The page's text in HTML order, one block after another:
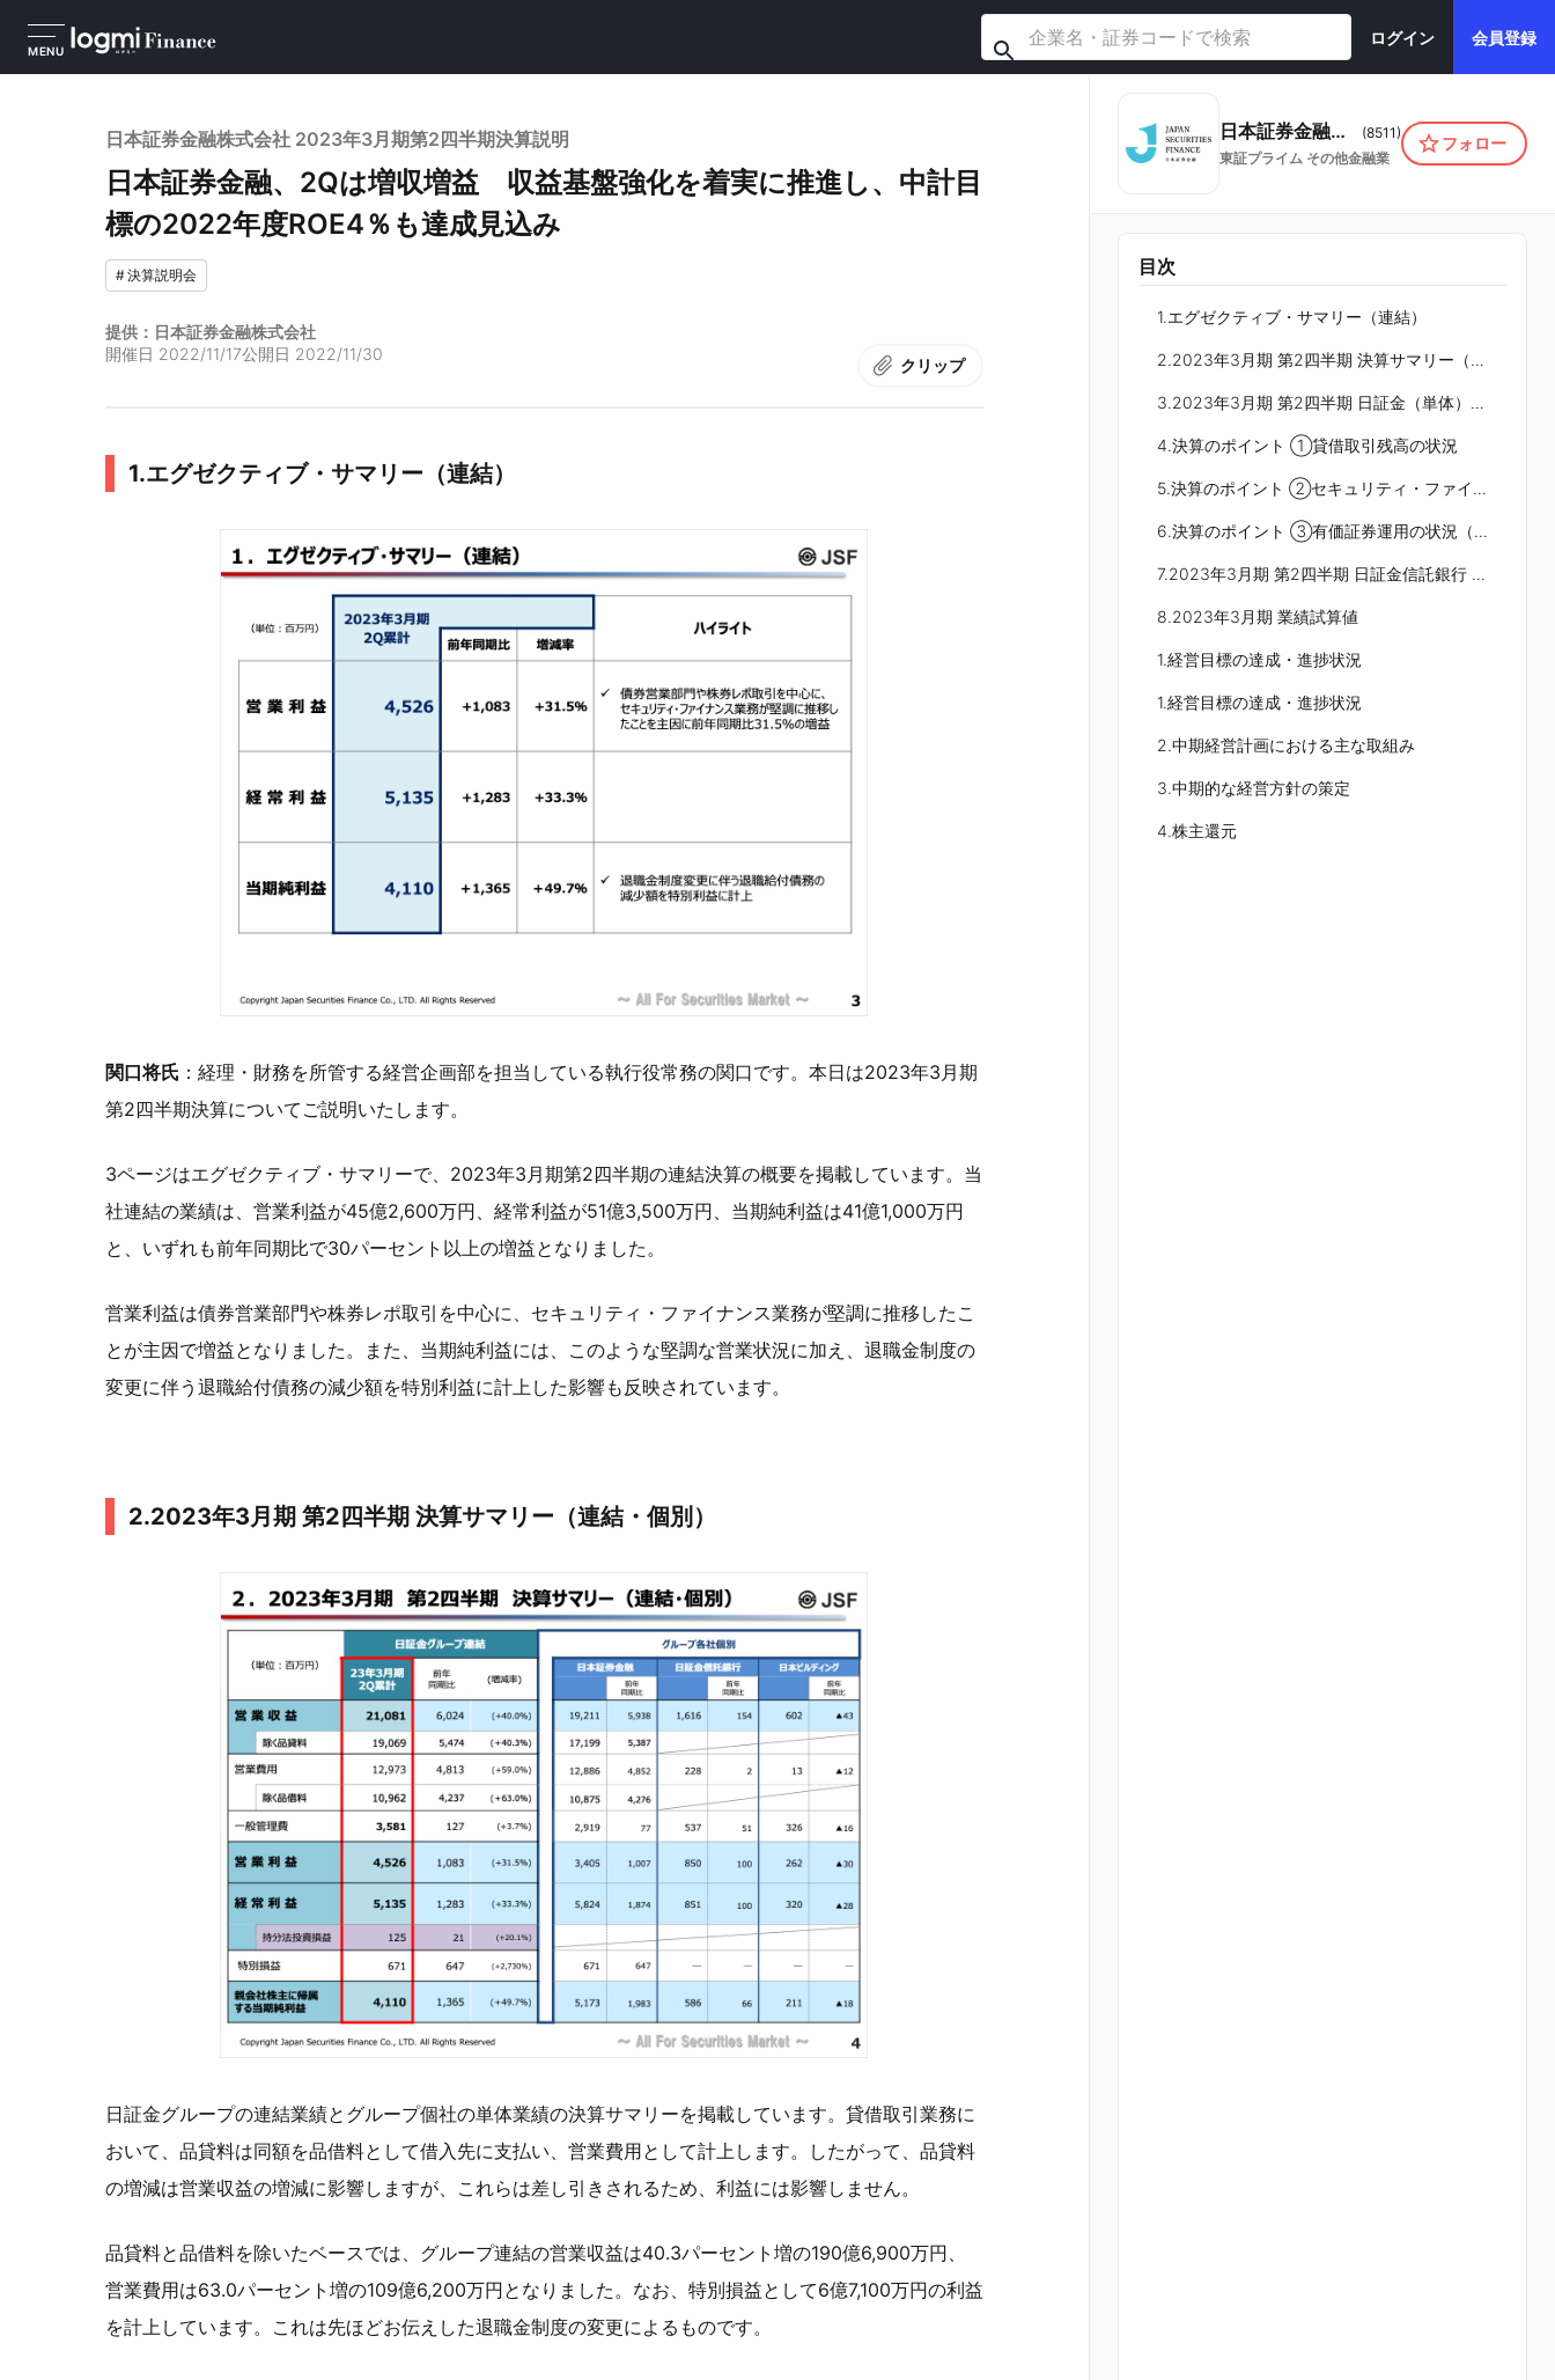
MENU
ログイン 会員登録
日本証券金融株式会社 2023年3月期第2四半期決算説明
日本証券金融、2Qは増収増益 収益基盤強化を着実に推進し、中計目
標の2022年度ROE4％も達成見込み
#決算説明会
提供：日本証券金融株式会社
開催日 2022/11/17公開日 2022/11/30
クリップ
1.エグゼクティブ・サマリー（連結）
関口将氏 ：経理・財務を所管する経営企画部を担当している執行役常務の関口です。本日は2023年3月期
第2四半期決算についてご説明いたします。
3ページはエグゼクティブ・サマリーで、2023年3月期第2四半期の連結決算の概要を掲載しています。当
社連結の業績は、営業利益が45億2,600万円、経常利益が51億3,500万円、当期純利益は41億1,000万円
と、いずれも前年同期比で30パーセント以上の増益となりました。
営業利益は債券営業部門や株券レポ取引を中心に、セキュリティ・ファイナンス業務が堅調に推移したこ
とが主因で増益となりました。また、当期純利益には、このような堅調な営業状況に加え、退職金制度の
変更に伴う退職給付債務の減少額を特別利益に計上した影響も反映されています。
2.2023年3月期 第2四半期 決算サマリー（連結・個別）
日証金グループの連結業績とグループ個社の単体業績の決算サマリーを掲載しています。貸借取引業務に
おいて、品貸料は同額を品借料として借入先に支払い、営業費用として計上します。したがって、品貸料
の増減は営業収益の増減に影響しますが、これらは差し引きされるため、利益には影響しません。
品貸料と品借料を除いたベースでは、グループ連結の営業収益は40.3パーセント増の190億6,900万円、
営業費用は63.0パーセント増の109億6,200万円となりました。なお、特別損益として6億7,100万円の利益
を計上しています。これは先ほどお伝えした退職金制度の変更によるものです。
日本証券金融株式会社 (8511)
東証プライム その他金融業
フォロー
目次
1.エグゼクティブ・サマリー（連結）
2.2023年3月期 第2四半期 決算サマリー（連結・個別）
3.2023年3月期 第2四半期 日証金（単体）決算サマリー
4.決算のポイント ①貸借取引残高の状況
5.決算のポイント ②セキュリティ・ファイナンス業務の状況
6.決算のポイント ③有価証券運用の状況（日証金単体）
7.2023年3月期 第2四半期 日証金信託銀行 決算サマリー
8.2023年3月期 業績試算値
1.経営目標の達成・進捗状況
1.経営目標の達成・進捗状況
2.中期経営計画における主な取組み
3.中期的な経営方針の策定
4.株主還元